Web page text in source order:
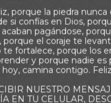
corazones, que nos
y su carga, que es
y rebelde.
al animal salvaje que
Jesús, que era manso
porque la piedra nunca
si confías en Dios,
pagándose,
porque el coraje te
te fortalece, porque los
y porque nadie es
hoy, camina contigo.
NUESTRO
EN TU CELULAR,